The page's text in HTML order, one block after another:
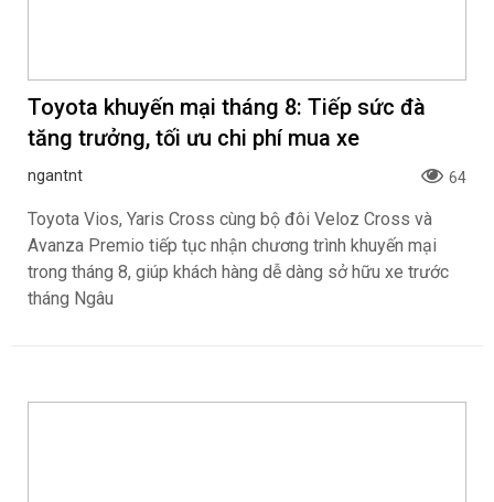
Toyota khuyến mại tháng 8: Tiếp sức đà
tăng trưởng, tối ưu chi phí mua xe
ngantnt 64
Toyota Vios, Yaris Cross cùng bộ đôi Veloz Cross và
Avanza Premio tiếp tục nhận chương trình khuyến mại
trong tháng 8, giúp khách hàng dễ dàng sở hữu xe trước
tháng Ngâu